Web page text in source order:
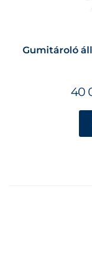
Gumitároló
40